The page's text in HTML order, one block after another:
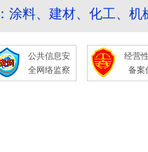
涂料、建材、化工、
公共信息安
全网络监察
经营
备案